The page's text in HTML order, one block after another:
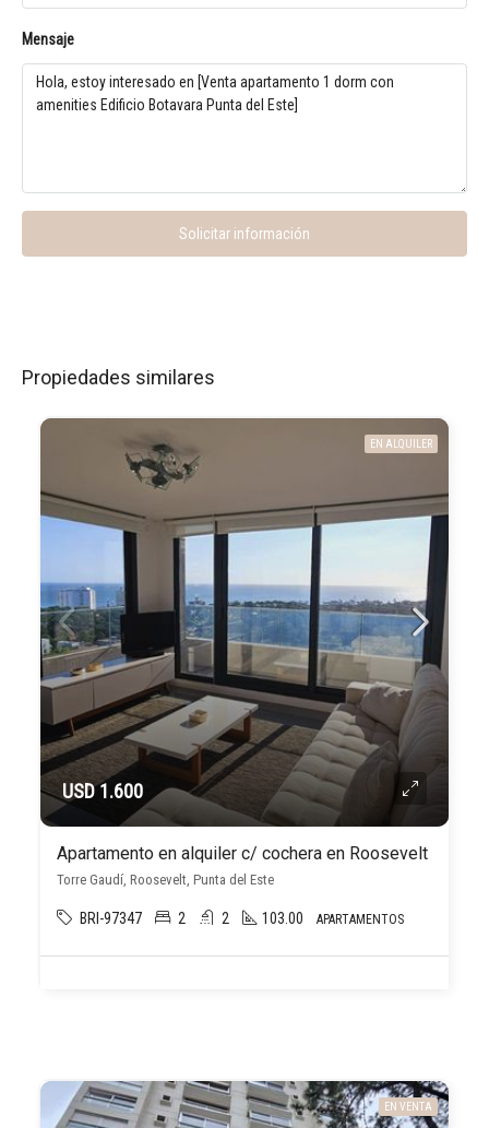
Mensaje
Solicitar información
Propiedades similares
EN ALQUILER
USD 1.600
Apartamento en alquiler c/ cochera en Roosevelt
Torre Gaudí, Roosevelt, Punta del Este
BRI-97347 2 2 103.00 APARTAMENTOS
EN VENTA